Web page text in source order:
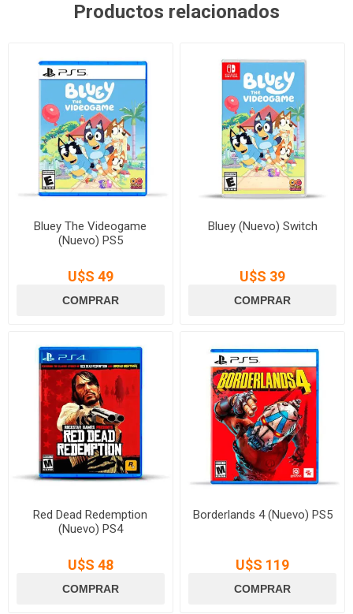
Productos relacionados
Bluey The Videogame
(Nuevo) PS5
U$S 49
Bluey (Nuevo) Switch
U$S 39
Red Dead Redemption
(Nuevo) PS4
U$S 48
Borderlands 4 (Nuevo) PS5
U$S 119